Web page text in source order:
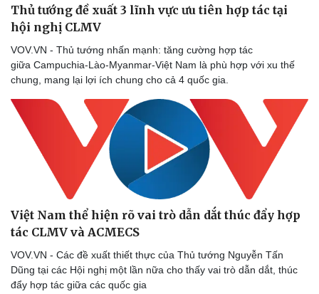
Thể thao
Bóng đá
Lịch thi đấu bóng đá
Thế giới thể thao
Ô tô
Xe máy
Thủ tướng đề xuất 3 lĩnh vực ưu tiên hợp tác tại
hội nghị CLMV
VOV.VN - Thủ tướng nhấn mạnh: tăng cường hợp tác
giữa Campuchia-Lào-Myanmar-Việt Nam là phù hợp với xu thế
chung, mang lại lợi ích chung cho cả 4 quốc gia.
Việt Nam thể hiện rõ vai trò dẫn dắt thúc đẩy hợp
tác CLMV và ACMECS
VOV.VN - Các đề xuất thiết thực của Thủ tướng Nguyễn Tấn
Dũng tại các Hội nghị một lần nữa cho thấy vai trò dẫn dắt, thúc
đẩy hợp tác giữa các quốc gia